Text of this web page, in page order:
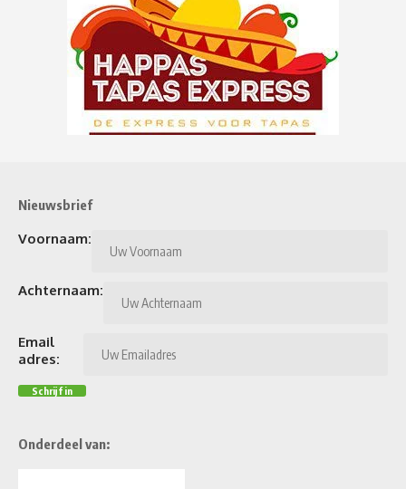
Nieuwsbrief
Voornaam:
Achternaam:
Email
adres:
Onderdeel van: